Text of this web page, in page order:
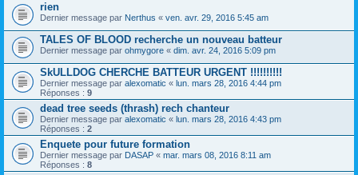
rien
Dernier message par Nerthus « ven. avr. 29, 2016 5:45 am
TALES OF BLOOD recherche un nouveau batteur
Dernier message par ohmygore « dim. avr. 24, 2016 5:09 pm
SkULLDOG CHERCHE BATTEUR URGENT !!!!!!!!!!
Dernier message par alexomatic « lun. mars 28, 2016 4:44 pm
Réponses : 9
dead tree seeds (thrash) rech chanteur
Dernier message par alexomatic « lun. mars 28, 2016 4:43 pm
Réponses : 2
Enquete pour future formation
Dernier message par DASAP « mar. mars 08, 2016 8:11 am
Réponses : 8